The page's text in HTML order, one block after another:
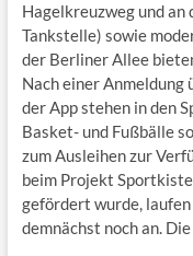
Hagelkreuzweg und
Tankstelle) sowie
der Berliner Allee
Nach einer Anmeldung
der App stehen in den
Basket- und Fußbälle
zum Ausleihen zur
beim Projekt
gefördert wurde,
demnächst noch an.